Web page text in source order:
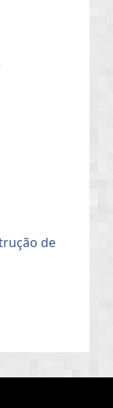
de